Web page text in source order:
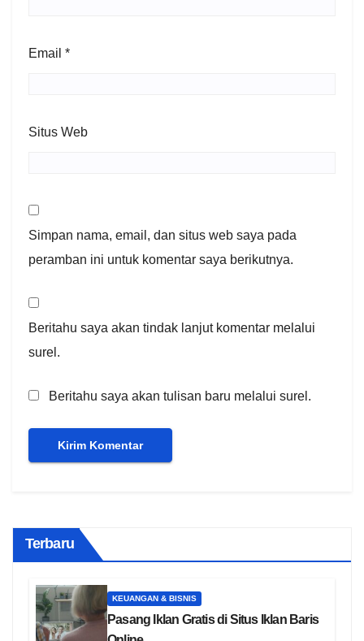
Email *
Situs Web
Simpan nama, email, dan situs web saya pada
peramban ini untuk komentar saya berikutnya.
Beritahu saya akan tindak lanjut komentar melalui
surel.
Beritahu saya akan tulisan baru melalui surel.
Terbaru
KEUANGAN & BISNIS
Pasang Iklan Gratis di Situs Iklan Baris